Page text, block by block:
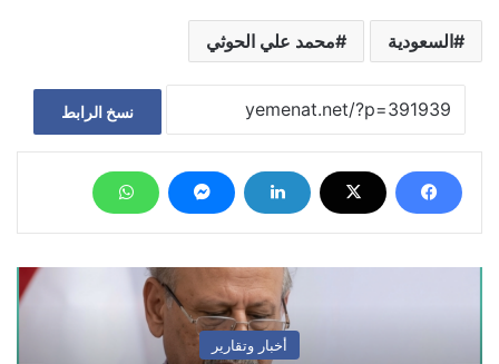
السعودية محمد علي الحوثي
نسخ الرابط
أخبار وتقارير